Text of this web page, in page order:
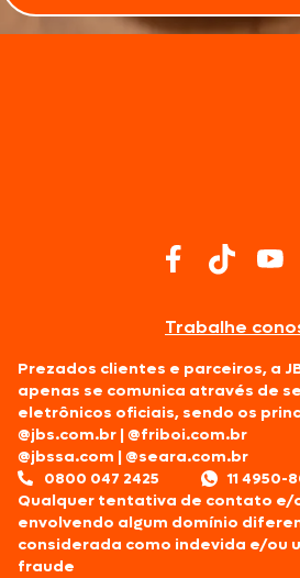
Trabalhe
Prezados clientes e parceiros, a
apenas se comunica através de
eletrônicos oficiais, sendo os
@jbs.com.br |@friboi.com.br
@jbssa.com |@seara.com.br
0800 047 2425
11 4950-
Qualquer tentativa de contato e/
envolvendo algum domínio
considerada como indevida e/ou
fraude